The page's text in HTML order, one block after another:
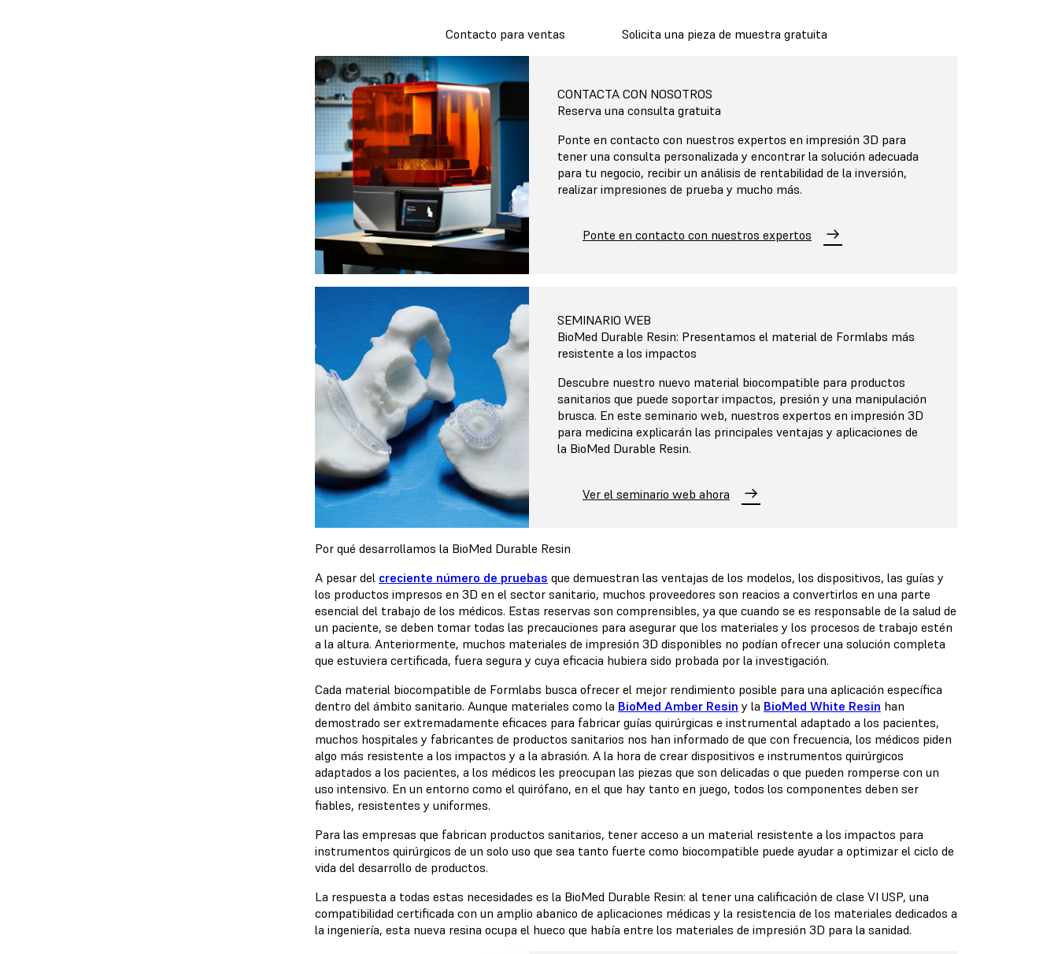
Contacto para ventas Solicita una pieza de muestra gratuita
CONTACTA CON NOSOTROS
Reserva una consulta gratuita
Ponte en contacto con nuestros expertos en impresión 3D para
tener una consulta personalizada y encontrar la solución adecuada
para tu negocio, recibir un análisis de rentabilidad de la inversión,
realizar impresiones de prueba y mucho más.
Ponte en contacto con nuestros expertos
SEMINARIO WEB
BioMed Durable Resin: Presentamos el material de Formlabs más
resistente a los impactos
Descubre nuestro nuevo material biocompatible para productos
sanitarios que puede soportar impactos, presión y una manipulación
brusca. En este seminario web, nuestros expertos en impresión 3D
para medicina explicarán las principales ventajas y aplicaciones de
la BioMed Durable Resin.
Ver el seminario web ahora
Por qué desarrollamos la BioMed Durable Resin
A pesar del creciente número de pruebas que demuestran las ventajas de los modelos, los dispositivos, las guías y
los productos impresos en 3D en el sector sanitario, muchos proveedores son reacios a convertirlos en una parte
esencial del trabajo de los médicos. Estas reservas son comprensibles, ya que cuando se es responsable de la salud de
un paciente, se deben tomar todas las precauciones para asegurar que los materiales y los procesos de trabajo estén
a la altura. Anteriormente, muchos materiales de impresión 3D disponibles no podían ofrecer una solución completa
que estuviera certificada, fuera segura y cuya eficacia hubiera sido probada por la investigación.
Cada material biocompatible de Formlabs busca ofrecer el mejor rendimiento posible para una aplicación específica
dentro del ámbito sanitario. Aunque materiales como la BioMed Amber Resin y la BioMed White Resin han
demostrado ser extremadamente eficaces para fabricar guías quirúrgicas e instrumental adaptado a los pacientes,
muchos hospitales y fabricantes de productos sanitarios nos han informado de que con frecuencia, los médicos piden
algo más resistente a los impactos y a la abrasión. A la hora de crear dispositivos e instrumentos quirúrgicos
adaptados a los pacientes, a los médicos les preocupan las piezas que son delicadas o que pueden romperse con un
uso intensivo. En un entorno como el quirófano, en el que hay tanto en juego, todos los componentes deben ser
fiables, resistentes y uniformes.
Para las empresas que fabrican productos sanitarios, tener acceso a un material resistente a los impactos para
instrumentos quirúrgicos de un solo uso que sea tanto fuerte como biocompatible puede ayudar a optimizar el ciclo de
vida del desarrollo de productos.
La respuesta a todas estas necesidades es la BioMed Durable Resin: al tener una calificación de clase VI USP, una
compatibilidad certificada con un amplio abanico de aplicaciones médicas y la resistencia de los materiales dedicados a
la ingeniería, esta nueva resina ocupa el hueco que había entre los materiales de impresión 3D para la sanidad.